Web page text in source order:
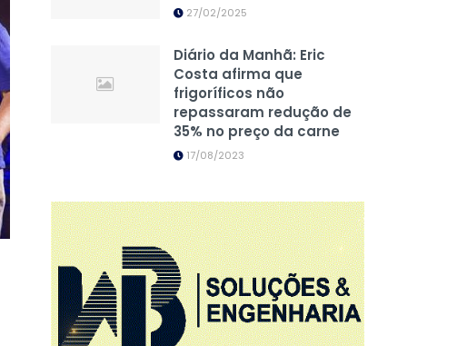
27/02/2025
Diário da Manhã: Eric
Costa afirma que
frigoríficos não
repassaram redução de
35% no preço da carne
17/08/2023